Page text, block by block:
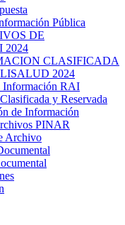
Pública
DE
2024
CLASIFICADA
2024
Información RAI
y Reservada
de Información
PINAR
Archivo